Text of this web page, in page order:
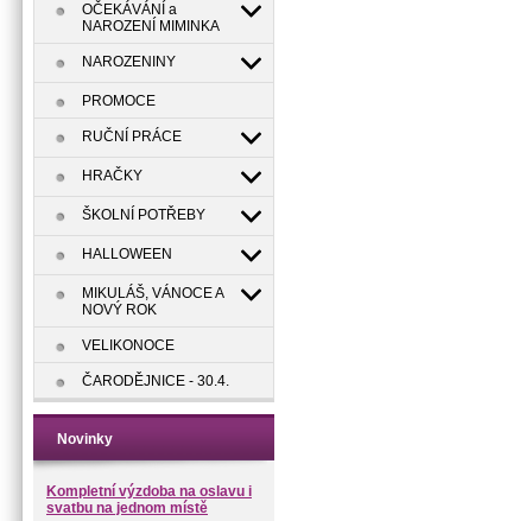
OČEKÁVÁNÍ a
NAROZENÍ MIMINKA
NAROZENINY
PROMOCE
RUČNÍ PRÁCE
HRAČKY
ŠKOLNÍ POTŘEBY
HALLOWEEN
MIKULÁŠ, VÁNOCE A
NOVÝ ROK
VELIKONOCE
ČARODĚJNICE - 30.4.
Novinky
Kompletní výzdoba na oslavu i
svatbu na jednom místě